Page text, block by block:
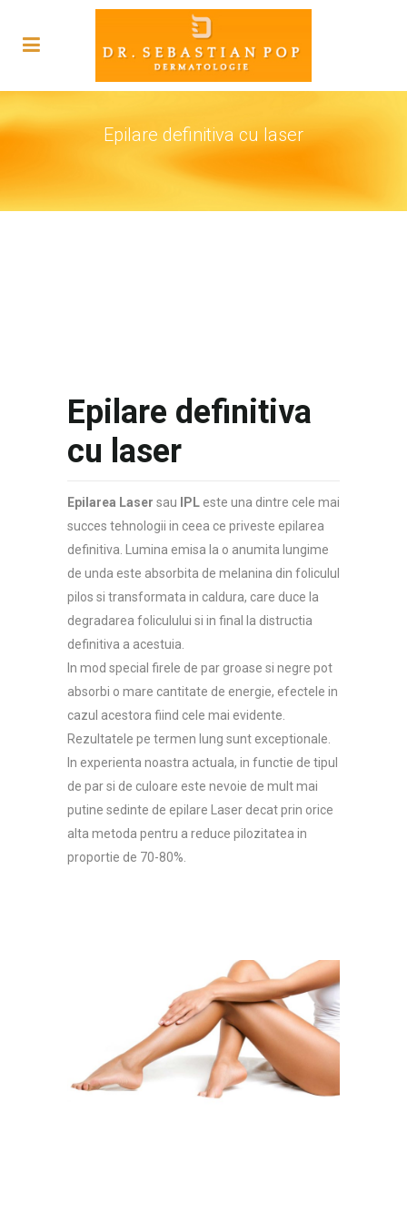
Epilare definitiva cu laser
Epilare definitiva
cu laser
Epilarea Laser sau IPL este una dintre cele mai
succes tehnologii in ceea ce priveste epilarea
definitiva. Lumina emisa la o anumita lungime
de unda este absorbita de melanina din foliculul
pilos si transformata in caldura, care duce la
degradarea foliculului si in final la distructia
definitiva a acestuia.
In mod special firele de par groase si negre pot
absorbi o mare cantitate de energie, efectele in
cazul acestora fiind cele mai evidente.
Rezultatele pe termen lung sunt exceptionale.
In experienta noastra actuala, in functie de tipul
de par si de culoare este nevoie de mult mai
putine sedinte de epilare Laser decat prin orice
alta metoda pentru a reduce pilozitatea in
proportie de 70-80%.